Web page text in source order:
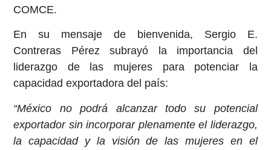
COMCE.
En su mensaje de bienvenida, Sergio E.
Contreras Pérez subrayó la importancia del
liderazgo de las mujeres para potenciar la
capacidad exportadora del país:
“México no podrá alcanzar todo su potencial
exportador sin incorporar plenamente el liderazgo,
la capacidad y la visión de las mujeres en el